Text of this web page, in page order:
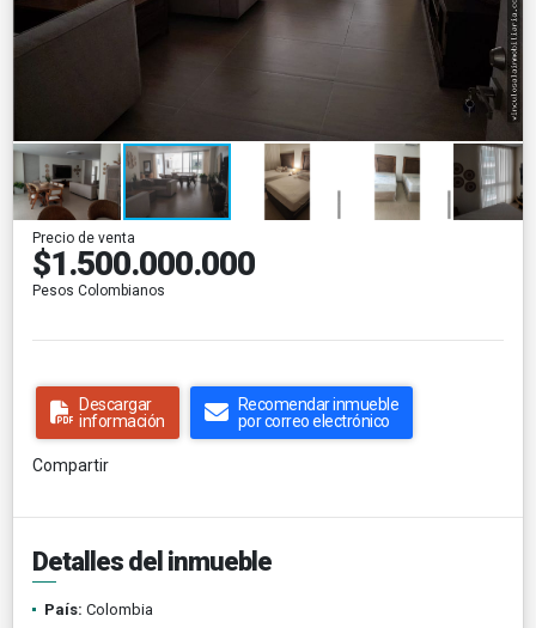
Precio de venta
$1.500.000.000
Pesos Colombianos
Descargar
información
Recomendar inmueble
por correo electrónico
Compartir
Detalles del inmueble
País: Colombia